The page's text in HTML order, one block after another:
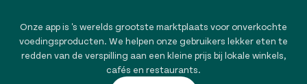
Onze app is 's werelds grootste marktplaats voor onverkochte
voedingsproducten. We helpen onze gebruikers lekker eten te
redden van de verspilling aan een kleine prijs bij lokale winkels,
cafés en restaurants.